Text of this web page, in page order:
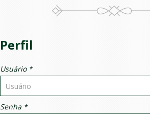
Perfil
Usuário *
Senha *